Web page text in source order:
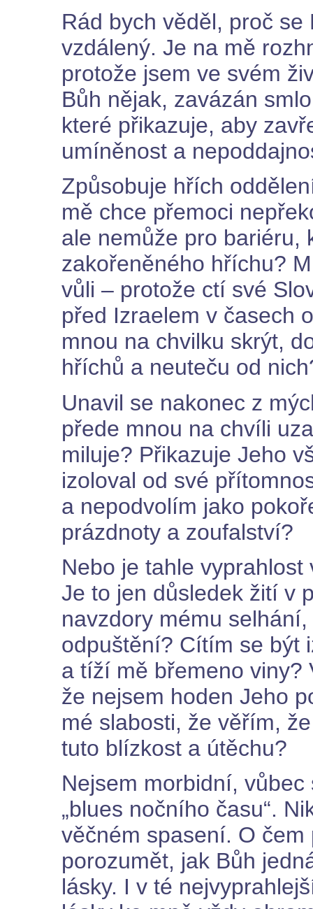
Rád bych věděl, proč
vzdálený. Je na mě
protože jsem ve svém
Bůh nějak, zavázán
které přikazuje, aby
umíněnost a
Způsobuje hřích
mě chce přemoci
ale nemůže pro bariéru,
zakořeněného hříchu?
vůli – protože ctí své
před Izraelem v časech
mnou na chvilku skrýt,
hříchů a neuteču od
Unavil se nakonec z
přede mnou na chvíli
miluje? Přikazuje Jeho
izoloval od své
a nepodvolím jako
prázdnoty a zoufalství?
Nebo je tahle
Je to jen důsledek žití v
navzdory mému
odpuštění? Cítím se být
a tíží mě břemeno viny?
že nejsem hoden Jeho
mé slabosti, že věřím,
tuto blízkost a útěchu?
Nejsem morbidní,
„blues nočního času“.
věčném spasení. O
porozumět, jak Bůh
lásky. I v té